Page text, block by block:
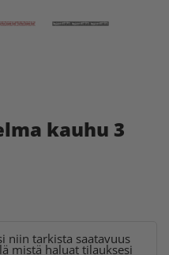
kauhu 3
niin tarkista saatavuus
mistä haluat tilauksesi